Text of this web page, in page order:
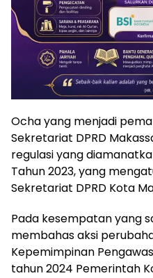
Ocha yang menjadi
Sekretariat DPRD
regulasi yang
Tahun 2023, yang
Sekretariat DPRD Kota
Pada kesempatan yang
membahas aksi
Kepemimpinan
tahun 2024 Pemerintah